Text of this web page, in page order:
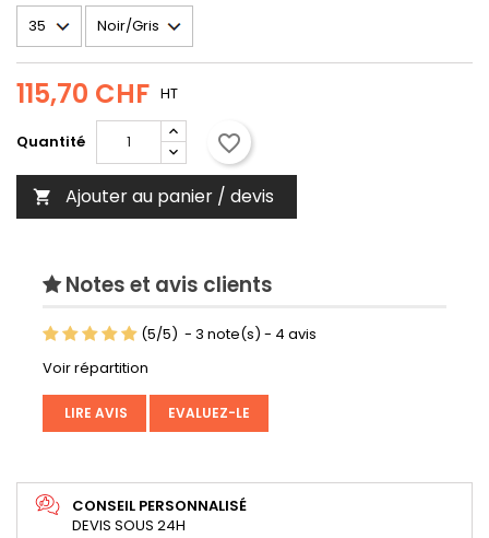
115,70 CHF HT
Quantité favorite_border
 Ajouter au panier / devis
Notes et avis clients
(5/5) - 3 note(s) - 4 avis
Voir répartition
LIRE AVIS EVALUEZ-LE
CONSEIL PERSONNALISÉ
DEVIS SOUS 24H